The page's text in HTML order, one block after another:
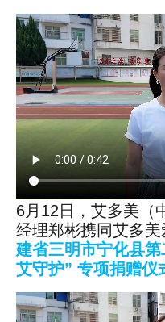
6月12日，艾多美（
经理郑彬携同艾多美
建省三明市宁化县
艾守护” 专项捐赠仪